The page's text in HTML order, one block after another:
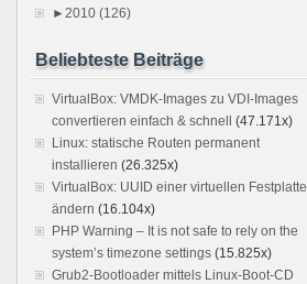
►2010 (126)
Beliebteste Beiträge
VirtualBox: VMDK-Images zu VDI-Images
convertieren einfach & schnell
(47.171x)
Linux: statische Routen permanent
installieren (26.325x)
VirtualBox: UUID einer virtuellen Festplatte
ändern (16.104x)
PHP Warning – It is not safe to rely on the
system’s timezone settings (15.825x)
Grub2-Bootloader mittels Linux-Boot-CD